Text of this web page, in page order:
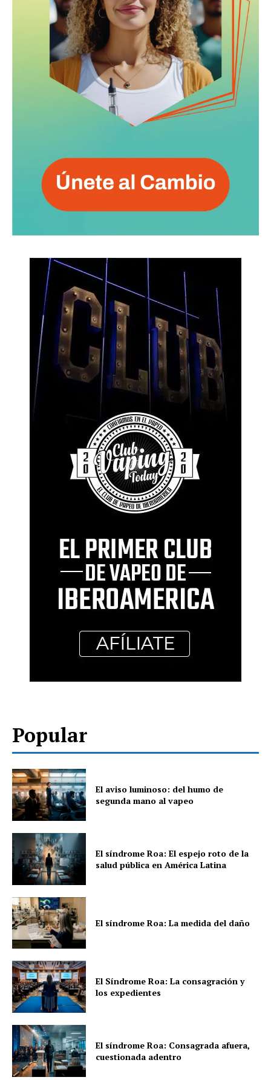
Popular
El aviso luminoso: del humo de
segunda mano al vapeo
El síndrome Roa: El espejo roto de la
salud pública en América Latina
El síndrome Roa: La medida del daño
El Síndrome Roa: La consagración y
los expedientes
El síndrome Roa: Consagrada afuera,
cuestionada adentro